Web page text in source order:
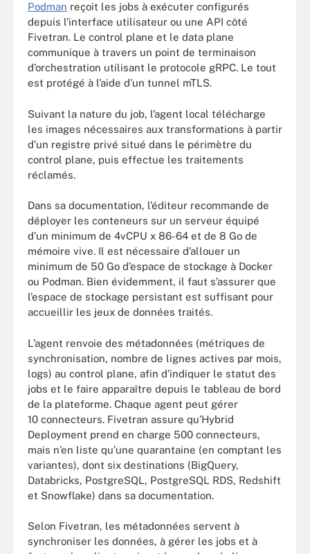
Podman reçoit les jobs à exécuter configurés
depuis l’interface utilisateur ou une API côté
Fivetran. Le control plane et le data plane
communique à travers un point de terminaison
d’orchestration utilisant le protocole gRPC. Le tout
est protégé à l’aide d’un tunnel mTLS.
Suivant la nature du job, l’agent local télécharge
les images nécessaires aux transformations à partir
d’un registre privé situé dans le périmètre du
control plane, puis effectue les traitements
réclamés.
Dans sa documentation, l’éditeur recommande de
déployer les conteneurs sur un serveur équipé
d’un minimum de 4vCPU x 86-64 et de 8 Go de
mémoire vive. Il est nécessaire d’allouer un
minimum de 50 Go d’espace de stockage à Docker
ou Podman. Bien évidemment, il faut s’assurer que
l’espace de stockage persistant est suffisant pour
accueillir les jeux de données traités.
L’agent renvoie des métadonnées (métriques de
synchronisation, nombre de lignes actives par mois,
logs) au control plane, afin d’indiquer le statut des
jobs et le faire apparaître depuis le tableau de bord
de la plateforme. Chaque agent peut gérer
10 connecteurs. Fivetran assure qu’Hybrid
Deployment prend en charge 500 connecteurs,
mais n’en liste qu’une quarantaine (en comptant les
variantes), dont six destinations (BigQuery,
Databricks, PostgreSQL, PostgreSQL RDS, Redshift
et Snowflake) dans sa documentation.
Selon Fivetran, les métadonnées servent à
synchroniser les données, à gérer les jobs et à